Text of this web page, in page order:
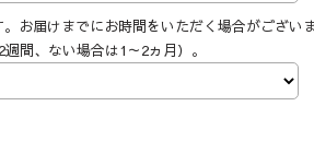
お届けまでにお時間をいただく場合がござい
間、ない場合は1～2ヵ月）。